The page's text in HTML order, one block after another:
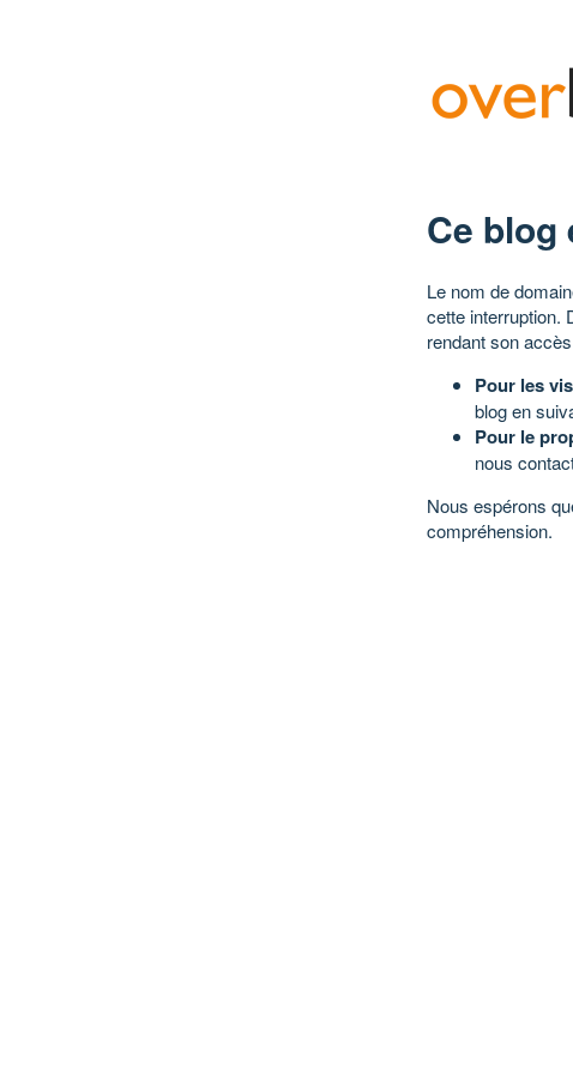
Ce
Le nom de
cette interruption.
rendant son
Pour les
blog en
Pour le
nous
Nous espérons
compréhension.